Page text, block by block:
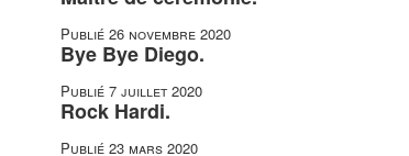
Publié 26 novembre 2020
Bye Bye Diego.
Publié 7 juillet 2020
Rock Hardi.
Publié 23 mars 2020